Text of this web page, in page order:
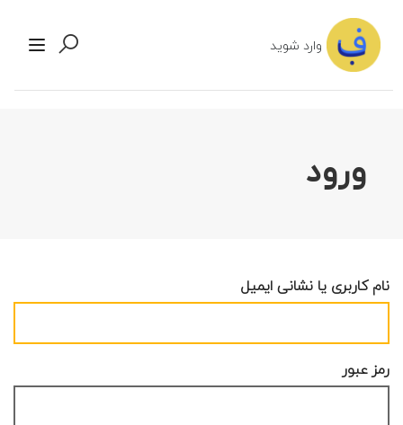
وارد شوید
ورود
نام کاربری یا نشانی ایمیل
رمز عبور